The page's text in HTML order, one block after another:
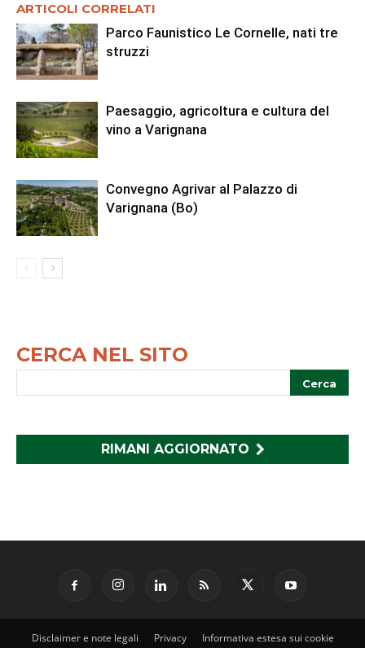
ARTICOLI CORRELATI
Parco Faunistico Le Cornelle, nati tre
struzzi
Paesaggio, agricoltura e cultura del
vino a Varignana
Convegno Agrivar al Palazzo di
Varignana (Bo)
CERCA NEL SITO
RIMANI AGGIORNATO
Disclaimer e note legali Privacy Informativa estesa sui cookie